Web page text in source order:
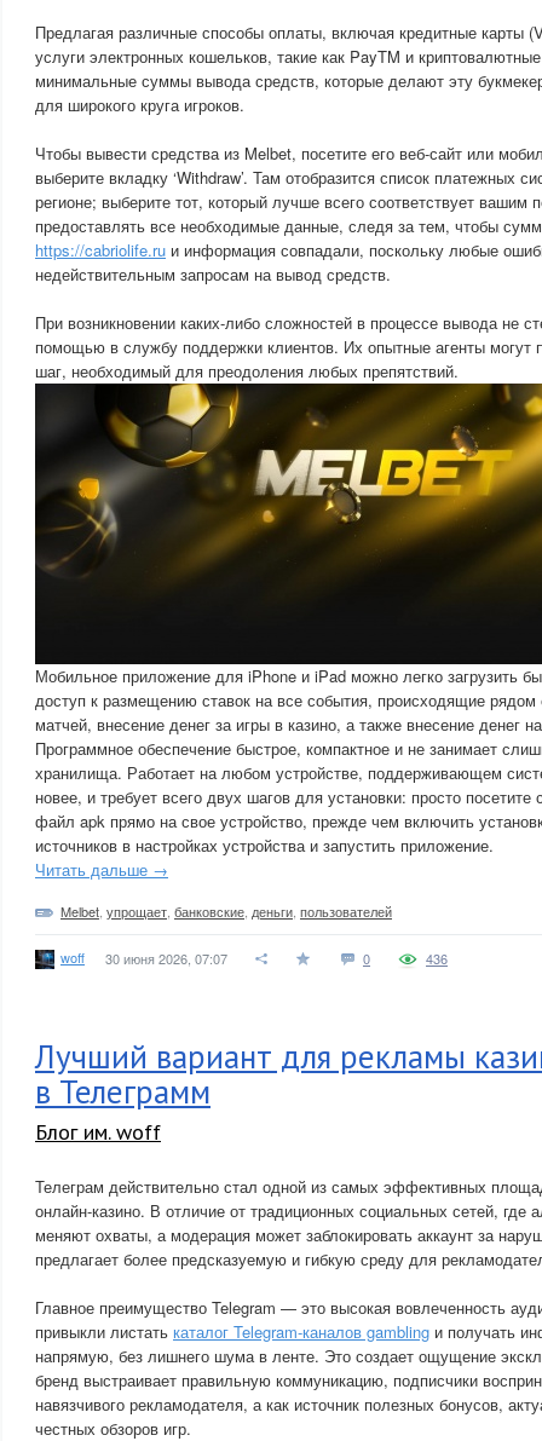
Предлагая различные способы оплаты, включая кредитные карты
услуги электронных кошельков, такие как PayTM и
минимальные суммы вывода средств, которые делают эту
для широкого круга игроков.
Чтобы вывести средства из Melbet, посетите его веб-сайт или
выберите вкладку ‘Withdraw’. Там отобразится список платежных
регионе; выберите тот, который лучше всего соответствует вашим
предоставлять все необходимые данные, следя за тем, чтобы
https://cabriolife.ru и информация совпадали, поскольку любые
недействительным запросам на вывод средств.
При возникновении каких-либо сложностей в процессе вывода не
помощью в службу поддержки клиентов. Их опытные агенты могут
шаг, необходимый для преодоления любых препятствий.
Мобильное приложение для iPhone и iPad можно легко загрузить
доступ к размещению ставок на все события, происходящие
матчей, внесение денег за игры в казино, а также внесение денег
Программное обеспечение быстрое, компактное и не занимает
хранилища. Работает на любом устройстве, поддерживающем
новее, и требует всего двух шагов для установки: просто посетите
файл apk прямо на свое устройство, прежде чем включить
источников в настройках устройства и запустить приложение.
Читать дальше →
Melbet упрощает банковские деньги пользователей
woff 30 июня 2026, 07:07 0 436
Лучший вариант для рекламы
в Телеграмм
Блог им. woff
Телеграм действительно стал одной из самых эффективных
онлайн-казино. В отличие от традиционных социальных сетей, где
меняют охваты, а модерация может заблокировать аккаунт за
предлагает более предсказуемую и гибкую среду для
Главное преимущество Telegram — это высокая вовлеченность
привыкли листать каталог Telegram-каналов gambling и получать
напрямую, без лишнего шума в ленте. Это создает ощущение
бренд выстраивает правильную коммуникацию, подписчики
навязчивого рекламодателя, а как источник полезных бонусов,
честных обзоров игр.